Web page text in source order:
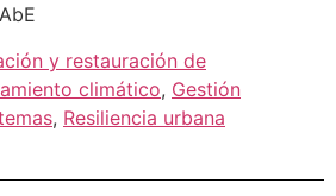
y restauración de
climático, Gestión
, Resiliencia urbana